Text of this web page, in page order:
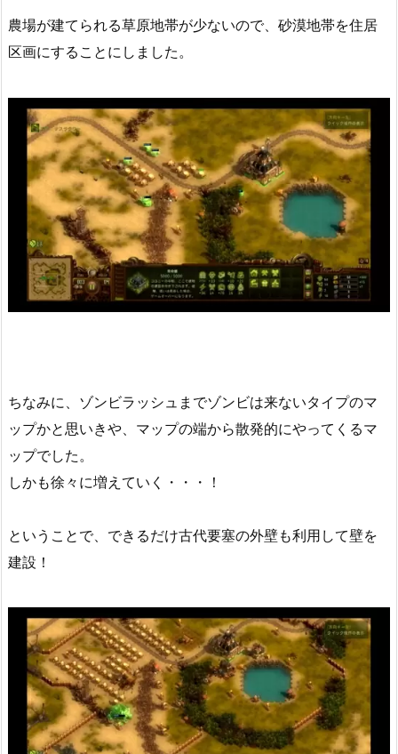
農場が建てられる草原地帯が少ないので、砂漠地帯を住居
区画にすることにしました。
ちなみに、ゾンビラッシュまでゾンビは来ないタイプのマ
ップかと思いきや、マップの端から散発的にやってくるマ
ップでした。
しかも徐々に増えていく・・・！
ということで、できるだけ古代要塞の外壁も利用して壁を
建設！